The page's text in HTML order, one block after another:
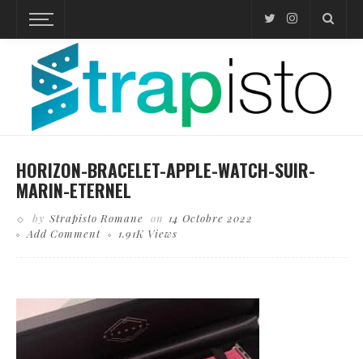
HORIZON-BRACELET-APPLE-WATCH-SUIR-
MARIN-ETERNEL
by Strapisto Romane on 14 Octobre 2022
Add Comment
1.91K Views